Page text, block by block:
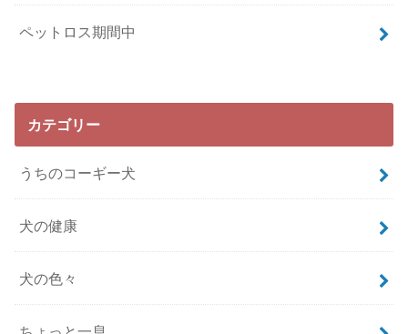
ペットロス期間中
カテゴリー
うちのコーギー犬
犬の健康
犬の色々